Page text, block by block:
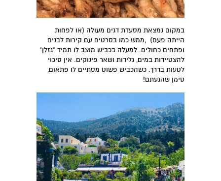
במקום נמצאת מסעדת דגים מעולה (או לפחות
הייתה פעם) ,ממש כמו בסרטים עם קירות לבנים
ופתחים כחולים. למעלה בכביש מוצב לו תמיד "גזלן"
להצטיידות במים, גלידות ושאר פינוקים. אין סיכוי
לטעות בדרך. כשהכביש פשוט מסתיים לו פתאום,
סימן שהגעתם!